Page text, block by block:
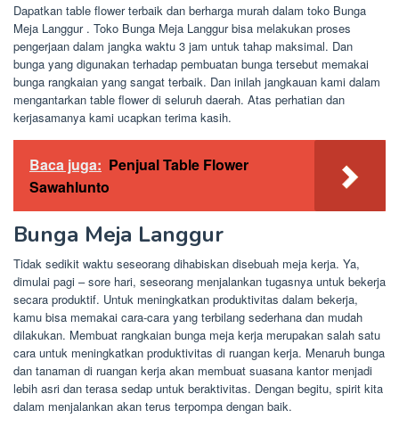
Dapatkan table flower terbaik dan berharga murah dalam toko Bunga
Meja Langgur . Toko Bunga Meja Langgur bisa melakukan proses
pengerjaan dalam jangka waktu 3 jam untuk tahap maksimal. Dan
bunga yang digunakan terhadap pembuatan bunga tersebut memakai
bunga rangkaian yang sangat terbaik. Dan inilah jangkauan kami dalam
mengantarkan table flower di seluruh daerah. Atas perhatian dan
kerjasamanya kami ucapkan terima kasih.
Baca juga: Penjual Table Flower
Sawahlunto
Bunga Meja Langgur
Tidak sedikit waktu seseorang dihabiskan disebuah meja kerja. Ya,
dimulai pagi – sore hari, seseorang menjalankan tugasnya untuk bekerja
secara produktif. Untuk meningkatkan produktivitas dalam bekerja,
kamu bisa memakai cara-cara yang terbilang sederhana dan mudah
dilakukan. Membuat rangkaian bunga meja kerja merupakan salah satu
cara untuk meningkatkan produktivitas di ruangan kerja. Menaruh bunga
dan tanaman di ruangan kerja akan membuat suasana kantor menjadi
lebih asri dan terasa sedap untuk beraktivitas. Dengan begitu, spirit kita
dalam menjalankan akan terus terpompa dengan baik.